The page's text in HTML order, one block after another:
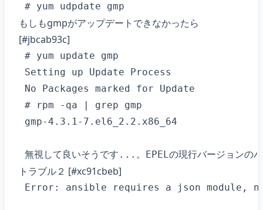
もしもgmpがアップデートできなかったら
[#jbcab93c]
# yum update gmp
Setting up Update Process
No Packages marked for Update
# rpm -qa | grep gmp
gmp-4.3.1-7.el6_2.2.x86_64
トラブル２ [#xc91cbeb]
Error: ansible requires a json module,